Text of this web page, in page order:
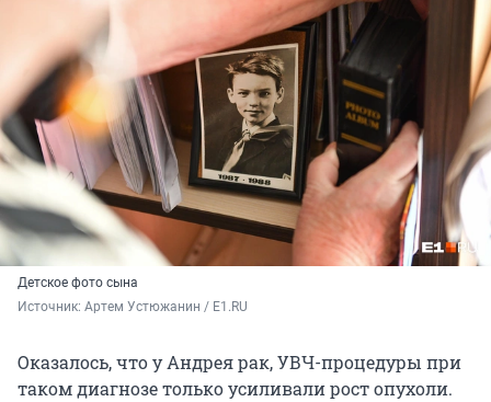
Детское фото сына
Источник: Артем Устюжанин / E1.RU
Оказалось, что у Андрея рак, УВЧ-процедуры при
таком диагнозе только усиливали рост опухоли.